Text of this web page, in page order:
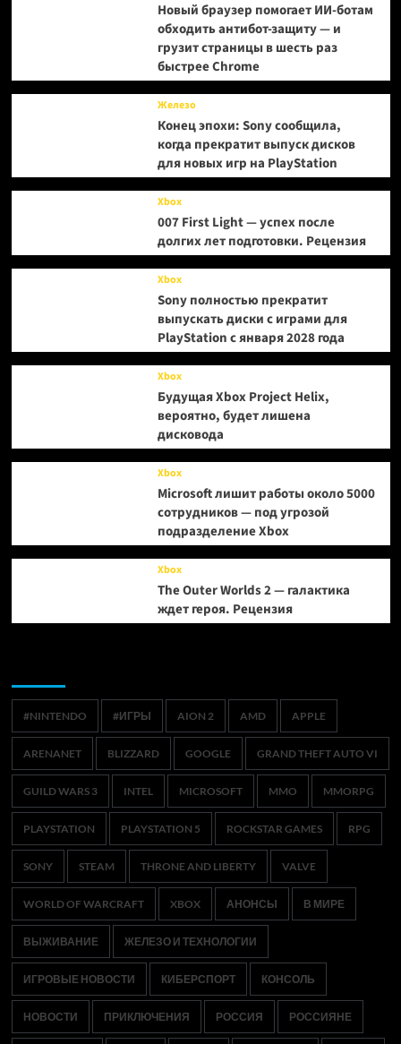
Новый браузер помогает ИИ-ботам
обходить антибот-защиту — и
грузит страницы в шесть раз
быстрее Chrome
Железо
Конец эпохи: Sony сообщила,
когда прекратит выпуск дисков
для новых игр на PlayStation
Xbox
007 First Light — успех после
долгих лет подготовки. Рецензия
Xbox
Sony полностью прекратит
выпускать диски с играми для
PlayStation с января 2028 года
Xbox
Будущая Xbox Project Helix,
вероятно, будет лишена
дисковода
Xbox
Microsoft лишит работы около 5000
сотрудников — под угрозой
подразделение Xbox
Xbox
The Outer Worlds 2 — галактика
ждет героя. Рецензия
#NINTENDO #ИГРЫ AION 2 AMD APPLE
ARENANET BLIZZARD GOOGLE GRAND THEFT AUTO VI
GUILD WARS 3 INTEL MICROSOFT MMO MMORPG
PLAYSTATION PLAYSTATION 5 ROCKSTAR GAMES RPG
SONY STEAM THRONE AND LIBERTY VALVE
WORLD OF WARCRAFT XBOX АНОНСЫ В МИРЕ
ВЫЖИВАНИЕ ЖЕЛЕЗО И ТЕХНОЛОГИИ
ИГРОВЫЕ НОВОСТИ КИБЕРСПОРТ КОНСОЛЬ
НОВОСТИ ПРИКЛЮЧЕНИЯ РОССИЯ РОССИЯНЕ